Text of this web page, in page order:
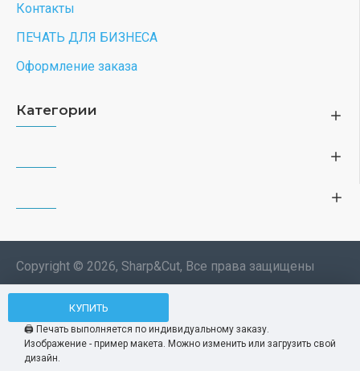
КУПИТЬ
🖨️ Печать выполняется по индивидуальному заказу.
Изображение - пример макета. Можно изменить или загрузить свой
дизайн.
Контакты
ПЕЧАТЬ ДЛЯ БИЗНЕСА
Оформление заказа
Категории
Copyright © 2026, Sharp&Cut, Все права защищены
Типография. 🖨️ Печать всех
изделий по индивидуальному
заказу. Изображения —
демонстрационные макеты.
Мы используем файлы cookie, чтобы вам
было удобнее пользоваться нашим сайтом.
Продолжая использование сайта, вы
Принять